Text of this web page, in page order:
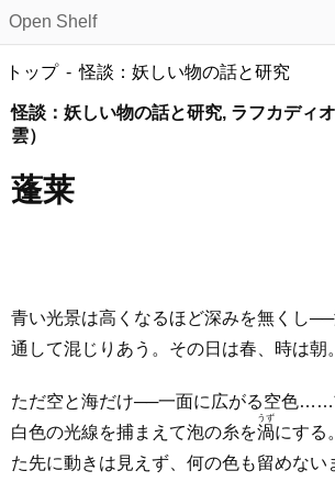
Open Shelf
トップ 怪談：妖しい物の話と研究
怪談：妖しい物の話と研究, ラフカディ
雲）
蓬莱
青い光景は高くなるほど深みを無くし──
通して混じりあう。その日は春、時は朝。
ただ空と海だけ──一面に広がる空色……
白色の光線を捕まえて泡の糸を渦
うず
にする
た先に動きは見えず、何の色も留めない